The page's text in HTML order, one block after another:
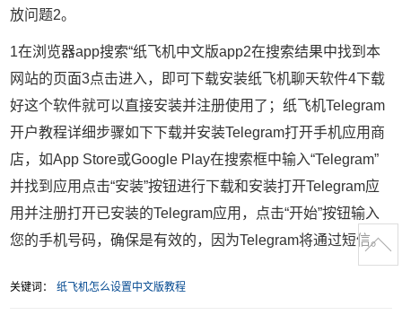
放问题2。
1在浏览器app搜索“纸飞机中文版app2在搜索结果中找到本
网站的页面3点击进入，即可下载安装纸飞机聊天软件4下载
好这个软件就可以直接安装并注册使用了；纸飞机Telegram
开户教程详细步骤如下下载并安装Telegram打开手机应用商
店，如App Store或Google Play在搜索框中输入“Telegram”
并找到应用点击“安装”按钮进行下载和安装打开Telegram应
用并注册打开已安装的Telegram应用，点击“开始”按钮输入
您的手机号码，确保是有效的，因为Telegram将通过短信。
关键词： 纸飞机怎么设置中文版教程